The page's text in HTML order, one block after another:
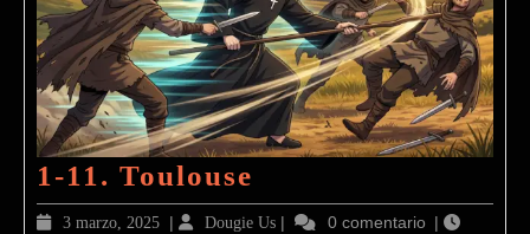
1-11. Toulouse
11.
3 marzo, 20253 | Dougie UsDougie
| 0 comentario |